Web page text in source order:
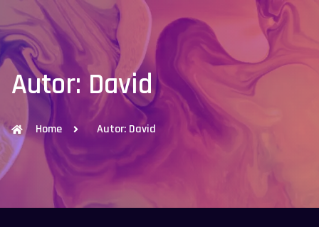
Autor: David
Home Autor: David